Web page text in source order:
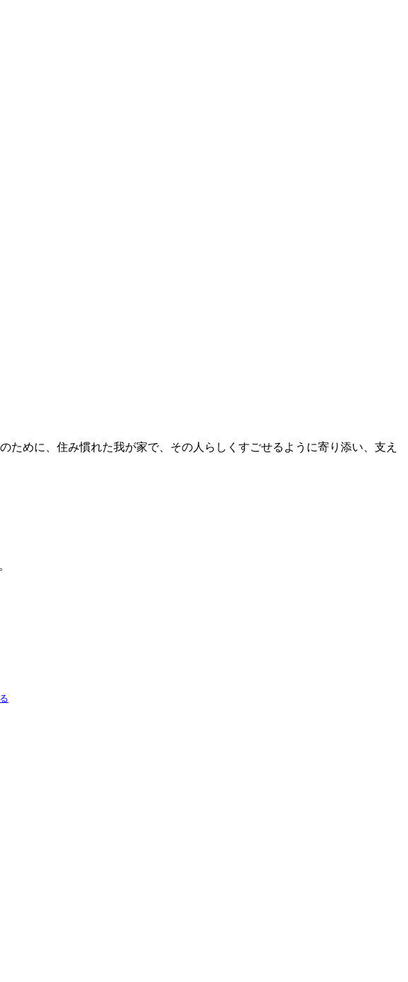
めに、住み慣れた我が家で、その人らしくすごせるように寄り添い、支え